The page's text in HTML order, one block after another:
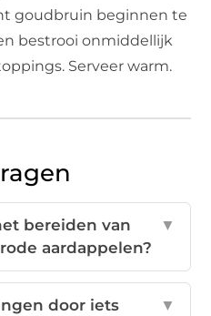
goudbruin beginnen te
bestrooi onmiddellijk
Serveer warm.
bereiden van
aardappelen?
▼
door iets
▼